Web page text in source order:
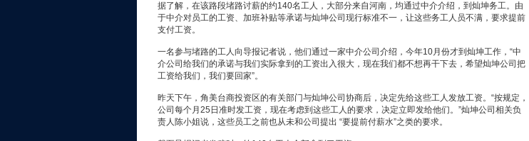
据了解，在该路段堵路讨薪的约140名工人，大部分来自河南，均通过中介介绍，到灿坤务工。由
于中介对员工的工资、加班补贴等承诺与灿坤公司现行标准不一，让这些务工人员不满，要求提前
支付工资。
一名参与堵路的工人向导报记者说，他们通过一家中介公司介绍，今年10月份才到灿坤工作，“中
介公司给我们的承诺与我们实际拿到的工资出入很大，现在我们都不想再干下去，希望灿坤公司把
工资给我们，我们要回家”。
昨天下午，角美台商投资区的有关部门与灿坤公司协商后，决定先给这些工人发放工资。“按规定，
公司每个月25日准时发工资，现在考虑到这些工人的要求，决定立即发给他们。”灿坤公司相关负
责人陈小姐说，这些员工之前也从未和公司提出 “要提前付薪水”之类的要求。